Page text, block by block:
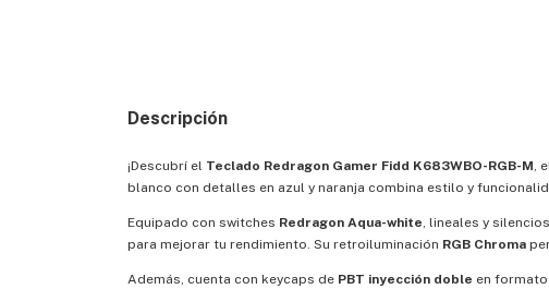
Descripción
¡Descubrí el Teclado Redragon Gamer Fidd K683WBO-RGB-M,
blanco con detalles en azul y naranja combina estilo y
Equipado con switches Redragon Aqua-white, lineales y
para mejorar tu rendimiento. Su retroiluminación RGB Chroma
Además, cuenta con keycaps de PBT inyección doble en